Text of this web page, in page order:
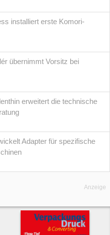
installiert erste Komori-
übernimmt Vorsitz bei
erweitert die technische
Adapter für spezifische
Anzeige